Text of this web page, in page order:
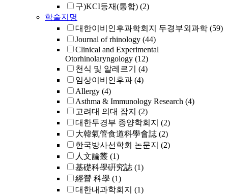
구)KCI등재(통합) (2)
학술지명
대한이비인후과학회지 두경부외과학 (59)
Journal of rhinology (44)
Clinical and Experimental
Otorhinolaryngology (12)
천식 및 알레르기
(4)
임상이비인후과 (4)
Allergy (4)
Asthma & Immunology Research (4)
고려대 의대 잡지 (2)
대한두경부 종양학회지 (2)
大韓氣管食道科學會誌 (2)
한국방사선학회 논문지 (2)
人文論叢 (1)
基礎科學硏究誌 (1)
經營 科學 (1)
대한내과학회지 (1)